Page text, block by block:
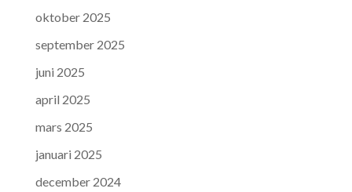
oktober 2025
september 2025
juni 2025
april 2025
mars 2025
januari 2025
december 2024